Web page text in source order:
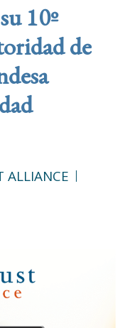
10º
de
ALLIANCE